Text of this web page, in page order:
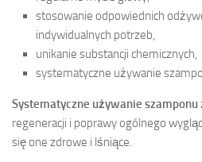
stosowanie odpowiednich
indywidualnych potrzeb,
unikanie substancji chemicznych,
systematyczne używanie
Systematyczne używanie szamponu
regeneracji i poprawy ogólnego
się one zdrowe i lśniące.